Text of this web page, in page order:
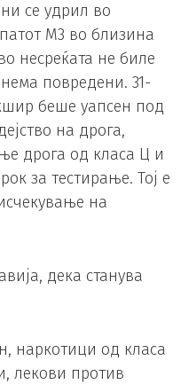
се удрил во
М3 во близина
несреќата не биле
повредени. 31-
беше уапсен под
на дрога,
дрога од класа Ц и
за тестирање. Тој е
на
дека станува
наркотици од класа
лекови против